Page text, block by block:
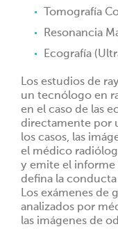
Tomografía
Resonancia
Ecografía
Los estudios de
un tecnólogo en
en el caso de las
directamente por
los casos, las
el médico
y emite el informe
defina la
Los exámenes de
analizados por
las imágenes de